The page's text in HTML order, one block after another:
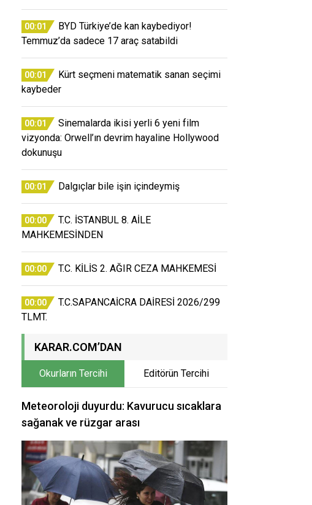
00:01
BYD Türkiye’de kan kaybediyor!
Temmuz’da sadece 17 araç satabildi
00:01
Kürt seçmeni matematik sanan seçimi
kaybeder
00:01
Sinemalarda ikisi yerli 6 yeni film
vizyonda: Orwell’ın devrim hayaline Hollywood
dokunuşu
00:01 Dalgıçlar bile işin içindeymiş
00:00
T.C. İSTANBUL 8. AİLE
MAHKEMESİNDEN
00:00 T.C. KİLİS 2. AĞIR CEZA MAHKEMESİ
00:00
T.C.SAPANCAİCRA DAİRESİ 2026/299
TLMT.
KARAR.COM’DAN
Okurların Tercihi Editörün Tercihi
Meteoroloji duyurdu: Kavurucu sıcaklara
sağanak ve rüzgar arası